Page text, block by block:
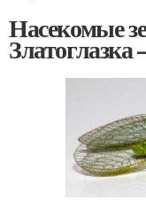
Насекомые
Златоглазка